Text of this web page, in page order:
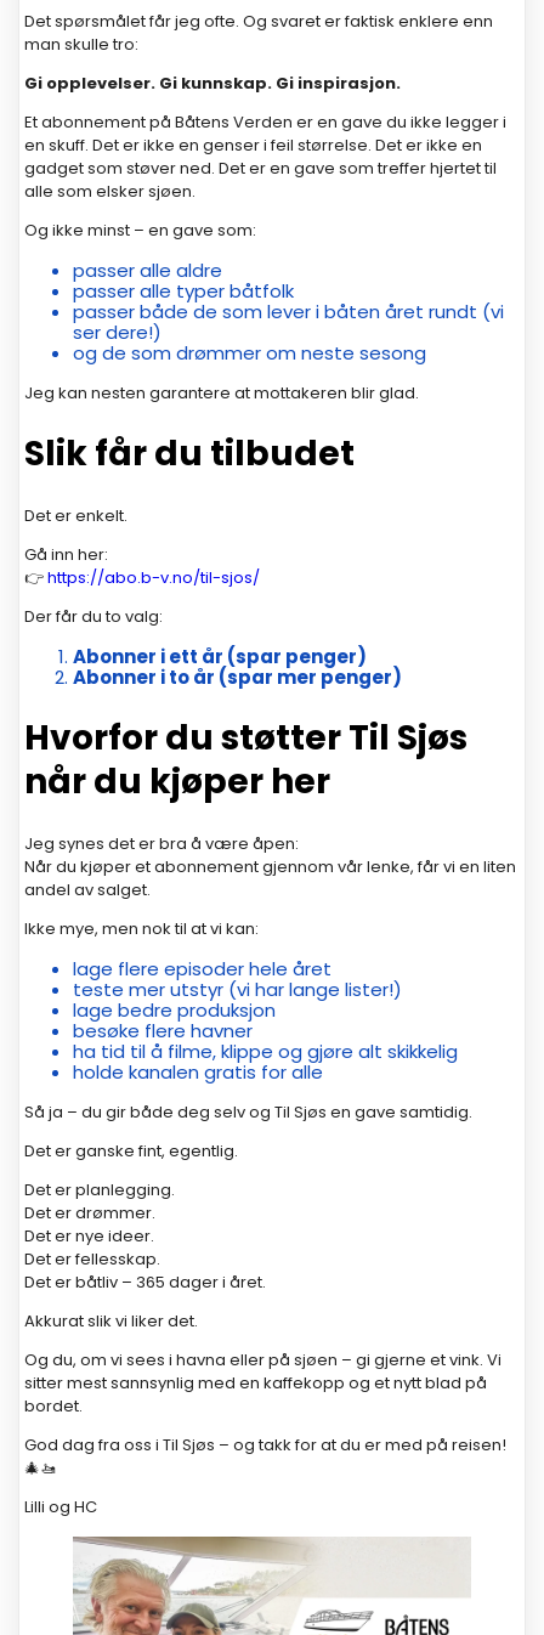
Det spørsmålet får jeg ofte. Og svaret er faktisk enklere enn
man skulle tro:
Gi opplevelser. Gi kunnskap. Gi inspirasjon.
Et abonnement på Båtens Verden er en gave du ikke legger i
en skuff. Det er ikke en genser i feil størrelse. Det er ikke en
gadget som støver ned. Det er en gave som treffer hjertet til
alle som elsker sjøen.
Og ikke minst – en gave som:
passer alle aldre
passer alle typer båtfolk
passer både de som lever i båten året rundt (vi
ser dere!)
og de som drømmer om neste sesong
Jeg kan nesten garantere at mottakeren blir glad.
Slik får du tilbudet
Det er enkelt.
Gå inn her:
👉https://abo.b-v.no/til-sjos/
Der får du to valg:
Abonner i ett år (spar penger)
Abonner i to år (spar mer penger)
Hvorfor du støtter Til Sjøs
når du kjøper her
Jeg synes det er bra å være åpen:
Når du kjøper et abonnement gjennom vår lenke, får vi en liten
andel av salget.
Ikke mye, men nok til at vi kan:
lage flere episoder hele året
teste mer utstyr (vi har lange lister!)
lage bedre produksjon
besøke flere havner
ha tid til å filme, klippe og gjøre alt skikkelig
holde kanalen gratis for alle
Så ja – du gir både deg selv og Til Sjøs en gave samtidig.
Det er ganske fint, egentlig.
Det er planlegging.
Det er drømmer.
Det er nye ideer.
Det er fellesskap.
Det er båtliv – 365 dager i året.
Akkurat slik vi liker det.
Og du, om vi sees i havna eller på sjøen – gi gjerne et vink. Vi
sitter mest sannsynlig med en kaffekopp og et nytt blad på
bordet.
God dag fra oss i Til Sjøs – og takk for at du er med på reisen!
🎄🚤
Lilli og HC